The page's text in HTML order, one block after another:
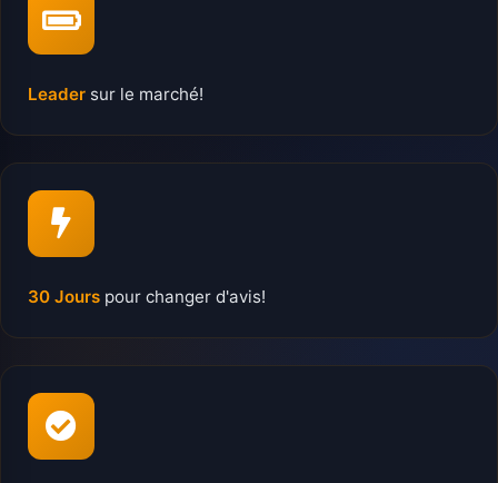
Leader sur le marché!
30 Jours pour changer d'avis!